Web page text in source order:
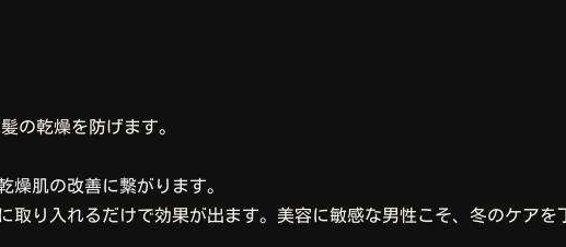
の乾燥を防げます。
肌の改善に繋がります。
取り入れるだけで効果が出ます。美容に敏感な男性こそ、冬のケア